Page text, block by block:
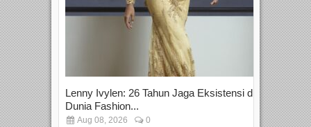
Lenny Ivylen: 26 Tahun Jaga Eksistensi di
Dunia Fashion...
Aug 08, 2026 0